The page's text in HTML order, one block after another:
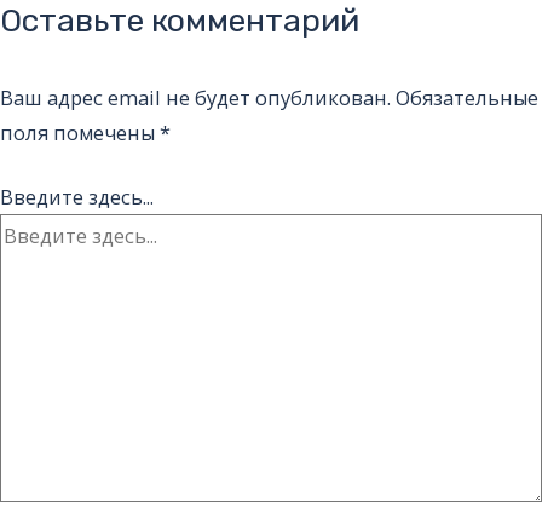
Оставьте комментарий
Ваш адрес email не будет опубликован. Обязательные
поля помечены *
Введите здесь...